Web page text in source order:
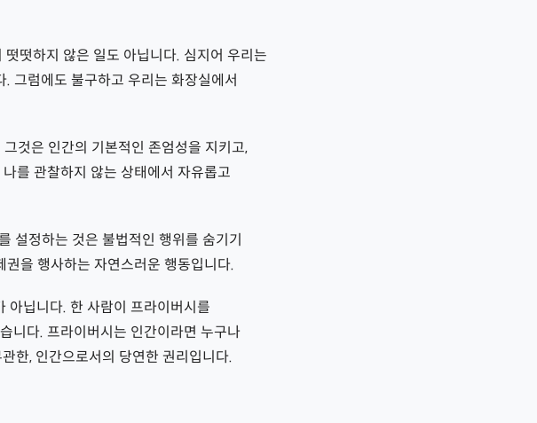
떳하지 않은 일도 아닙니다. 심지어 우리는
그럼에도 불구하고 우리는 화장실에서
것은 인간의 기본적인 존엄성을 지키고,
를 관찰하지 않는 상태에서 자유롭고
설정하는 것은 불법적인 행위를 숨기기
을 행사하는 자연스러운 행동입니다.
아닙니다. 한 사람이 프라이버시를
니다. 프라이버시는 인간이라면 누구나
한, 인간으로서의 당연한 권리입니다.